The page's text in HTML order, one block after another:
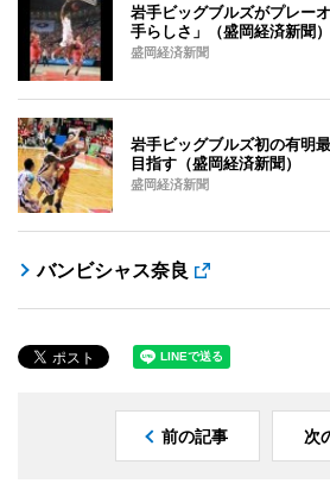
岩手ビッグブルズがプレー
手らしさ」（盛岡経済新聞）
盛岡経済新聞
岩手ビッグブルズ初の有明
目指す（盛岡経済新聞）
盛岡経済新聞
バンビシャス奈良
前の記事 次